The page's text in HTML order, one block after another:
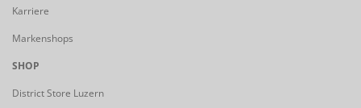
Karriere
Markenshops
SHOP
District Store Luzern